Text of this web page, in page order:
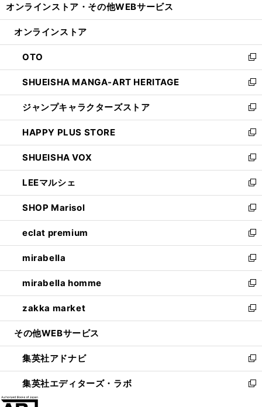
開
ン
ウ
で
開
く
ウ
ン
ド
ウ
で
開
く
オンラインストア・ その他WEBサービス
オンラインストア
OTO
新
し
い
ウ
ィ
ン
ド
ウ
で
開
く
SHUEISHA MANGA-ART HERITAGE
新
し
い
ウ
ィ
ン
ド
ウ
で
開
く
ジャンプキャラクターズストア
新
し
い
ウ
ィ
ン
ド
ウ
で
開
く
HAPPY PLUS STORE
新
し
い
ウ
ィ
ン
ド
ウ
で
開
く
SHUEISHA VOX
新
し
い
ウ
ィ
ン
ド
ウ
で
開
く
LEEマルシェ
新
し
い
ウ
ィ
ン
ド
ウ
で
開
く
SHOP Marisol
新
し
い
ウ
ィ
ン
ド
ウ
で
開
eclat premium
新
し
い
ウ
ィ
ン
ド
ウ
開
く
mirabella
新
し
い
ウ
ィ
ン
ウ
で
開
く
mirabella homme
新
し
い
ウ
ン
ド
ウ
で
zakka market
新
し
ウ
ィ
ン
ド
その他WEBサービス
集英社アドナビ
新
し
い
集英社エディターズ・ラボ
新